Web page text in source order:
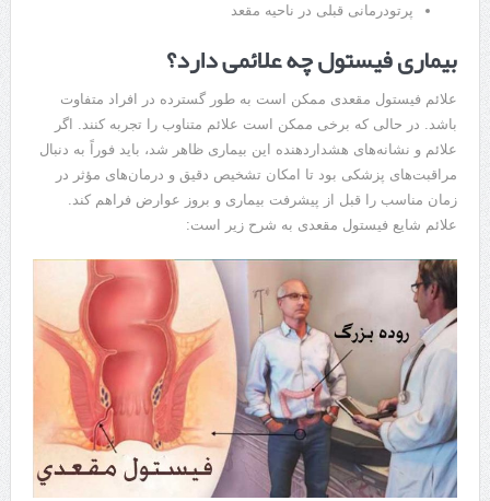
پرتودرمانی قبلی در ناحیه مقعد
بیماری فیستول چه علائمی دارد؟
علائم فیستول مقعدی ممکن است به طور گسترده در افراد متفاوت
باشد. در حالی که برخی ممکن است علائم متناوب را تجربه کنند. اگر
علائم و نشانه‌های هشداردهنده این بیماری ظاهر شد، باید فوراً به دنبال
مراقبت‌های پزشکی بود تا امکان تشخیص دقیق و درمان‌های مؤثر در
زمان مناسب را قبل از پیشرفت بیماری و بروز عوارض فراهم کند.
علائم شایع فیستول مقعدی به شرح زیر است: